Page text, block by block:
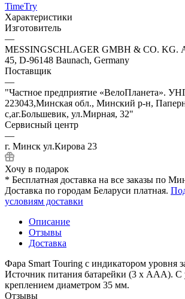
TimeTry
Характеристики
Изготовитель
—
MESSINGSCHLAGER GMBH & CO. KG.
45, D-96148 Baunach, Germany
Поставщик
—
"Частное предприятие «ВелоПланета».
223043,Минская обл., Минский р-н,
с,аг.Большевик, ул.Мирная, 32"
Сервисный центр
—
г. Минск ул.Кирова 23
Хочу в подарок
* Бесплатная доставка на все заказы по
Доставка по городам Беларуси платная.
условиям доставки
Описание
Отзывы
Доставка
Фара Smart Touring с индикатором уровня
Источник питания батарейки (3 х ААА). С
креплением диаметром 35 мм.
Отзывы